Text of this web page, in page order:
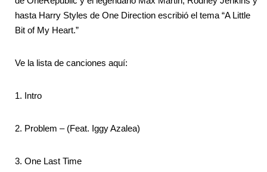
hasta Harry Styles de One Direction escribió el tema “A Little
Bit of My Heart.”
Ve la lista de canciones aquí:
1. Intro
2. Problem – (Feat. Iggy Azalea)
3. One Last Time